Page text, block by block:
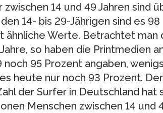
14 und 49 Jahren sind
14- bis 29-Jährigen sind es
ähnliche Werte. Betrachtet man
so haben die Printmedien
noch 95 Prozent angaben,
heute nur noch 93 Prozent.
der Surfer in Deutschland hat
Menschen zwischen 14 und